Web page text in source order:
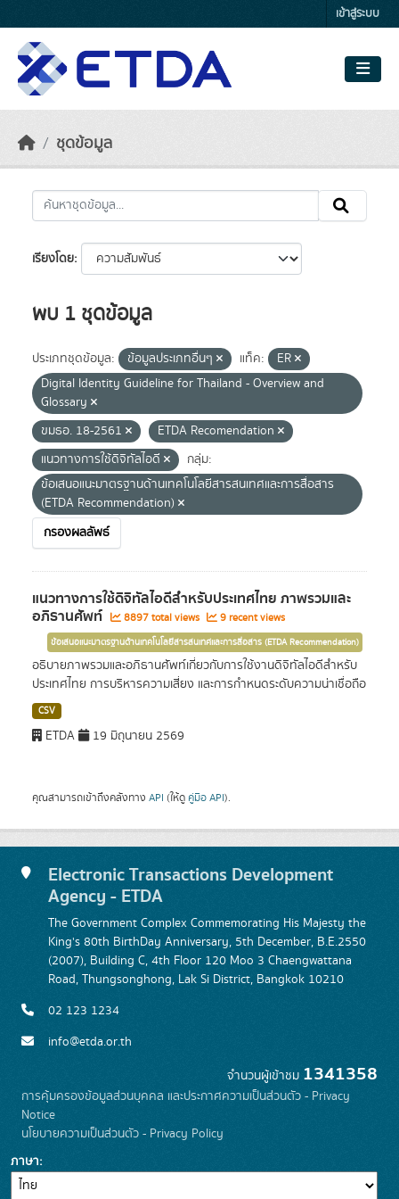
เข้าสู่ระบบ
ชุดข้อมูล
เรียงโดย
พบ 1 ชุดข้อมูล
ประเภทชุดข้อมูล: ข้อมูลประเภทอื่นๆ แท็ค:
ER
Digital Identity Guideline for Thailand - Overview and
Glossary
ขมธอ. 18-2561
ETDA Recomendation
แนวทางการใช้ดิจิทัลไอดี
กลุ่ม:
ข้อเสนอแนะมาตรฐานด้านเทคโนโลยีสารสนเทศและการสื่อสาร
(ETDA Recommendation)
กรองผลลัพธ์
แนวทางการใช้ดิจิทัลไอดีสำหรับประเทศไทย ภาพรวมและ
อภิธานศัพท์ 8897 total views 9 recent views
ข้อเสนอแนะมาตรฐานด้านเทคโนโลยีสารสนเทศและการสื่อสาร (ETDA Recommendation)
อธิบายภาพรวมและอภิธานศัพท์เกี่ยวกับการใช้งานดิจิทัลไอดีสำหรับ
ประเทศไทย การบริหารความเสี่ยง และการกำหนดระดับความน่าเชื่อถือ
CSV
ETDA 19 มิถุนายน 2569
คุณสามารถเข้าถึงคลังทาง API (ให้ดู คู่มือ API).
Electronic Transactions Development
Agency - ETDA
The Government Complex Commemorating His Majesty the
King's 80th BirthDay Anniversary, 5th December, B.E.2550
(2007), Building C, 4th Floor 120 Moo 3 Chaengwattana
Road, Thungsonghong, Lak Si District, Bangkok 10210
02 123 1234
info@etda.or.th
จำนวนผู้เข้าชม 1341358
การคุ้มครองข้อมูลส่วนบุคคล และประกาศความเป็นส่วนตัว - Privacy
Notice
นโยบายความเป็นส่วนตัว - Privacy Policy
ภาษา